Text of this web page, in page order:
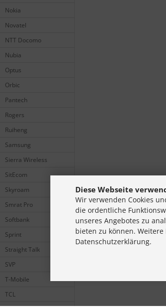
Nokia
Novatel
NTT Docomo
Nubia
Optus
Orbic
Pantech
Rogers
Ruiheng
Samsung
Sierra Wireless
SitEcom
Skyroam
Smrat Pro
Softbank
Sprint
Straight Talk
SVP
T-Mobile
TCL
Diese Webseite
Wir verwenden Cookies
die ordentliche
unseres Angebotes zu
bieten zu können.
Datenschutzerklärung.